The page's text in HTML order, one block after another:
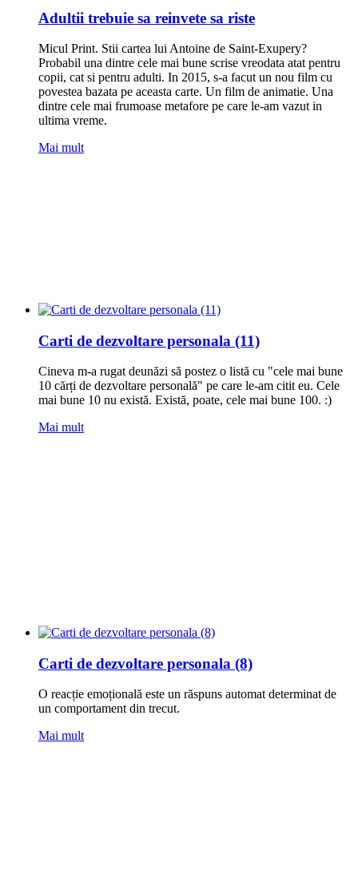
Adultii trebuie sa reinvete sa riste
Micul Print. Stii cartea lui Antoine de Saint-Exupery?
Probabil una dintre cele mai bune scrise vreodata atat pentru
copii, cat si pentru adulti. In 2015, s-a facut un nou film cu
povestea bazata pe aceasta carte. Un film de animatie. Una
dintre cele mai frumoase metafore pe care le-am vazut in
ultima vreme.
Mai mult
Carti de dezvoltare personala (11)
Cineva m-a rugat deunăzi să postez o listă cu "cele mai bune
10 cărți de dezvoltare personală" pe care le-am citit eu. Cele
mai bune 10 nu există. Există, poate, cele mai bune 100. :)
Mai mult
Carti de dezvoltare personala (8)
O reacție emoțională este un răspuns automat determinat de
un comportament din trecut.
Mai mult